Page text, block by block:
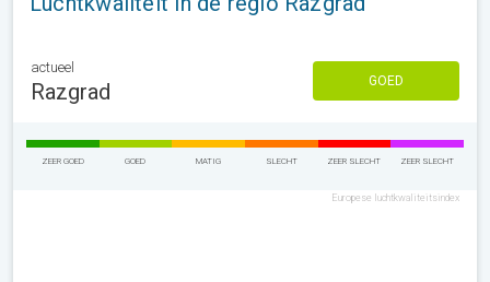
actueel
Razgrad GOED
ZEER GOED GOED MATIG SLECHT ZEER SLECHT ZEER SLECHT
Europese luchtkwaliteitsindex